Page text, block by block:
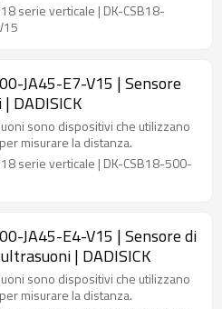
serie verticale | DK-CSB18-
JA45-E7-V15 | Sensore
DADISICK
sono dispositivi che utilizzano
misurare la distanza.
serie verticale | DK-CSB18-500-
JA45-E4-V15 | Sensore di
| DADISICK
sono dispositivi che utilizzano
misurare la distanza.